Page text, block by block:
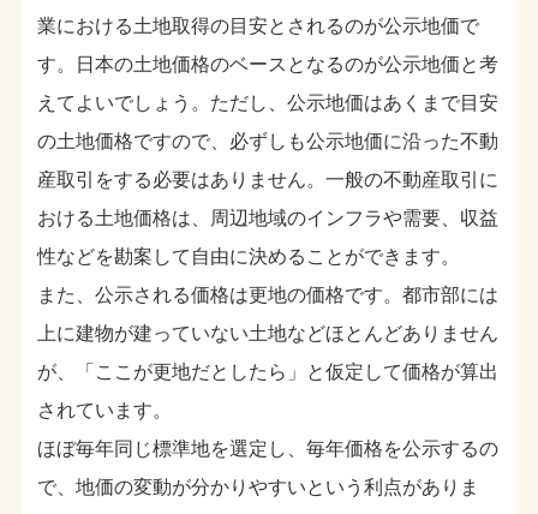
業における土地取得の目安とされるのが公示地価で
す。日本の土地価格のベースとなるのが公示地価と考
えてよいでしょう。ただし、公示地価はあくまで目安
の土地価格ですので、必ずしも公示地価に沿った不動
産取引をする必要はありません。一般の不動産取引に
おける土地価格は、周辺地域のインフラや需要、収益
性などを勘案して自由に決めることができます。
また、公示される価格は更地の価格です。都市部には
上に建物が建っていない土地などほとんどありません
が、「ここが更地だとしたら」と仮定して価格が算出
されています。
ほぼ毎年同じ標準地を選定し、毎年価格を公示するの
で、地価の変動が分かりやすいという利点がありま